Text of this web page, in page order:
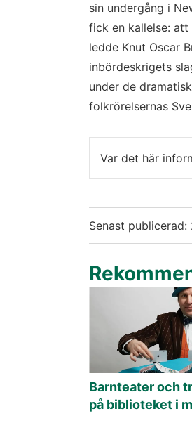
sin undergång i
fick en kallelse:
ledde Knut Oscar
inbördeskrigets
under de
folkrörelsernas
Var det här
Senast publicerad:
Barnteater och
på biblioteket i